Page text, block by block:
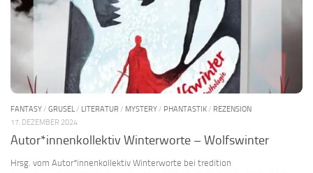
FANTASY / GRUSEL / LITERATUR / MYSTERY / PHANTASTIK / REZENSION
17. DEZEMBER 2024
Autor*innenkollektiv Winterworte – Wolfswinter
Hrsg. vom Autor*innenkollektiv Winterworte bei tredition